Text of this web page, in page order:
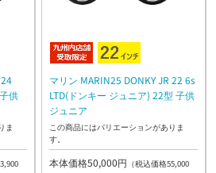
供
ま
マリン MARIN25 DONKY JR 22 6s
LTD(ドンキー ジュニア) 22型 子供
ジュニア
この商品にはバリエーションがありま
す。
本体価格50,000円 （税込価格55,000